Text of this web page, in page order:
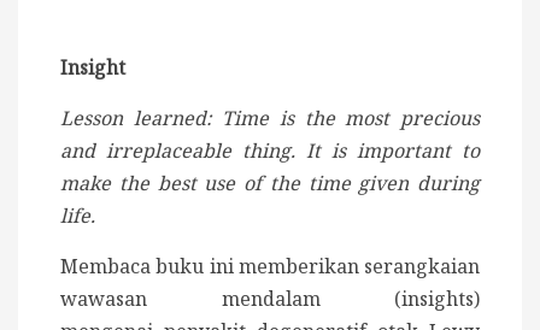
Insight
Lesson learned: Time is the most precious
and irreplaceable thing. It is important to
make the best use of the time given during
life.
Membaca buku ini memberikan serangkaian
wawasan mendalam (insights)